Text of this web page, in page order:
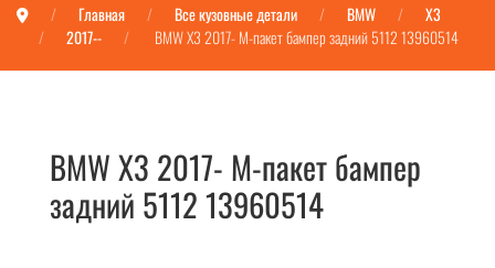
Главная Все кузовные детали BMW
X3
2017--
BMW X3 2017- М-пакет бампер задний 5112 13960514
BMW X3 2017- М-пакет бампер
задний 5112 13960514